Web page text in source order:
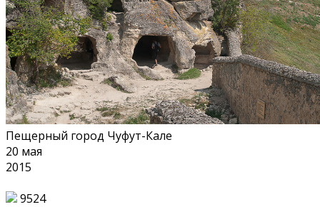
Пещерный город Чуфут-Кале
20 мая
2015
9524